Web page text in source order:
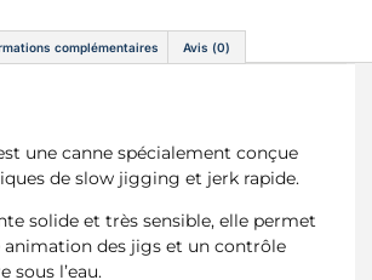
complémentaires Avis (0)
une canne spécialement conçue
de slow jigging et jerk rapide.
solide et très sensible, elle permet
animation des jigs et un contrôle
sous l’eau.